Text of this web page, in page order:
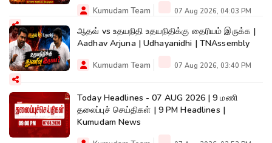
Kumudam Team 07 Aug 2026, 04:03 PM
ஆதவ் vs உதயநிதி உதயநிதிக்கு தைரியம் இருக்க |
Aadhav Arjuna | Udhayanidhi | TNAssembly
Kumudam Team 07 Aug 2026, 03:40 PM
Today Headlines - 07 AUG 2026 | 9 மணி
தலைப்புச் செய்திகள் | 9 PM Headlines |
Kumudam News